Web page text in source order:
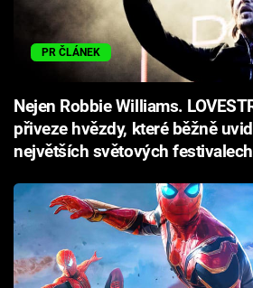
PR ČLÁNEK
Nejen Robbie Williams.
přiveze hvězdy, které běžně
největších světových festivalech